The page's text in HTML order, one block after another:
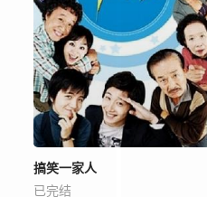
搞笑一家人
已完结